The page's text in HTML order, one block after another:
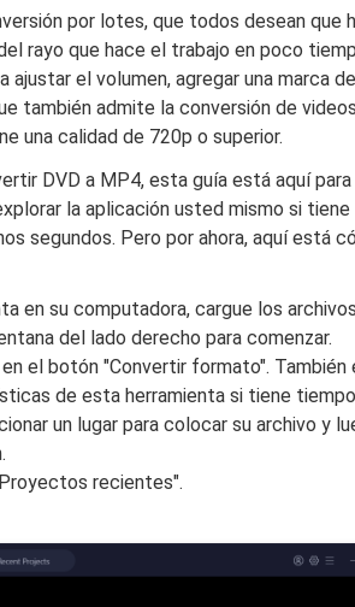
por lotes, que todos desean que
rayo que hace el trabajo en poco
el volumen, agregar una marca de
también admite la conversión de
una calidad de 720p o superior.
DVD a MP4, esta guía está aquí para
la aplicación usted mismo si tiene
segundos. Pero por ahora, aquí está
en su computadora, cargue los
del lado derecho para comenzar.
el botón "Convertir formato". También
de esta herramienta si tiene
un lugar para colocar su archivo y
recientes".